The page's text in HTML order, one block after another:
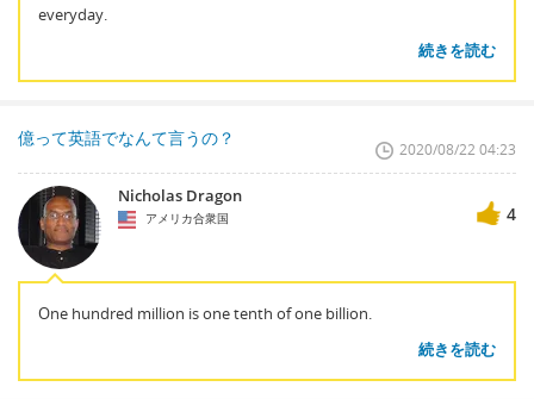
everyday.
続きを読む
億って英語でなんて言うの？
2020/08/22 04:23
Nicholas Dragon
アメリカ合衆国 4
One hundred million is one tenth of one billion.
続きを読む